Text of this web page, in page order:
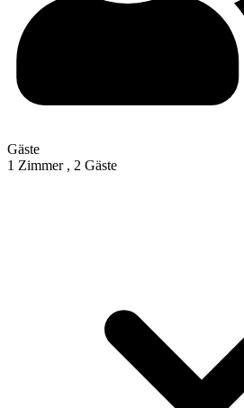
Gäste
1 Zimmer , 2 Gäste